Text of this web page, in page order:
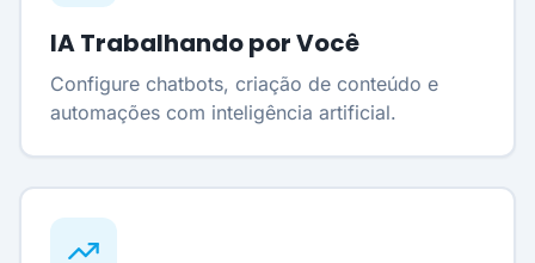
IA Trabalhando por Você
Configure chatbots, criação de conteúdo e
automações com inteligência artificial.